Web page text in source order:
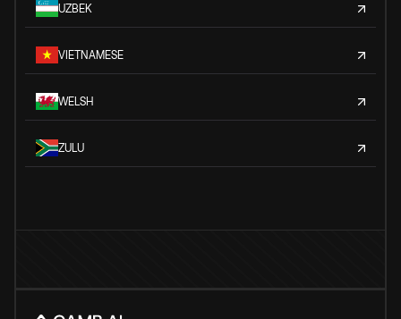
UZBEK
VIETNAMESE
WELSH
ZULU